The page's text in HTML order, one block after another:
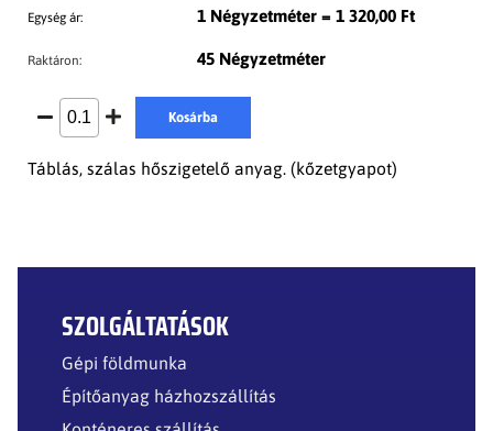
Egység ár: 1 Négyzetméter = 1 320,00 Ft
Raktáron: 45 Négyzetméter
Kosárba
Táblás, szálas hőszigetelő anyag. (kőzetgyapot)
SZOLGÁLTATÁSOK
Gépi földmunka
Építőanyag házhozszállítás